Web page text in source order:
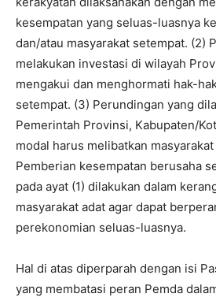
kesempatan yang seluas-luasnya
dan/atau masyarakat setempat. (2)
melakukan investasi di wilayah
mengakui dan menghormati hak-
setempat. (3) Perundingan yang
Pemerintah Provinsi, Kabupaten/
modal harus melibatkan
Pemberian kesempatan berusaha
pada ayat (1) dilakukan dalam
masyarakat adat agar dapat
perekonomian seluas-luasnya.
Hal di atas diperparah dengan isi
yang membatasi peran Pemda